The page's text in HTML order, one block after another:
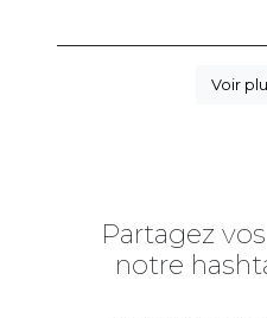
Voir
Partagez
notre